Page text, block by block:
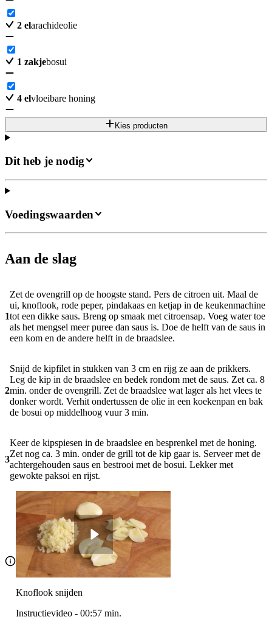
2 elarachideolie
1 zakjebosui
4 elvloeibare honing
Kies producten
Dit heb je nodig
Aan de slag
1
Zet de ovengrill op de hoogste stand. Pers de citroen uit. Maal de
ui, knoflook, rode peper, pindakaas en ketjap in de keukenmachine
tot een dikke saus. Breng op smaak met citroensap. Voeg water toe
als het mengsel meer puree dan saus is. Doe de helft van de saus in
een kom en de andere helft in de braadslee.
2
Snijd de kipfilet in stukken van 3 cm en rijg ze aan de prikkers.
Leg de kip in de braadslee en bedek rondom met de saus. Zet ca. 8
min. onder de ovengrill. Zet de braadslee wat lager als het vlees te
donker wordt. Verhit ondertussen de olie in een koekenpan en bak
de bosui op middelhoog vuur 3 min.
3
Keer de kipspiesen in de braadslee en besprenkel met de honing.
Zet nog ca. 3 min. onder de grill tot de kip gaar is. Serveer met de
achtergehouden saus en bestrooi met de bosui. Lekker met
gewokte paksoi en rijst.
Knoflook snijden
Instructievideo - 00:57 min.
Voedingswaarden